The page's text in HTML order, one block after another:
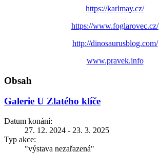
https://karlmay.cz/
https://www.foglarovec.cz/
http://dinosaurusblog.com/
www.pravek.info
Obsah
Galerie U Zlatého klíče
Datum konání:
27. 12. 2024 - 23. 3. 2025
Typ akce:
"výstava nezařazená"